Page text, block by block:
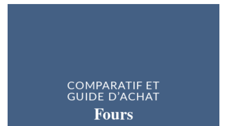
COMPARATIF ET
GUIDE D’ACHAT
Fours